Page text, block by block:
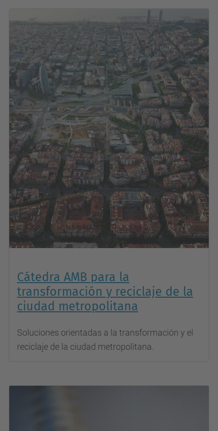
Cátedra AMB para la
transformación y reciclaje de la
ciudad metropolitana
Soluciones orientadas a la transformación y el
reciclaje de la ciudad metropolitana.